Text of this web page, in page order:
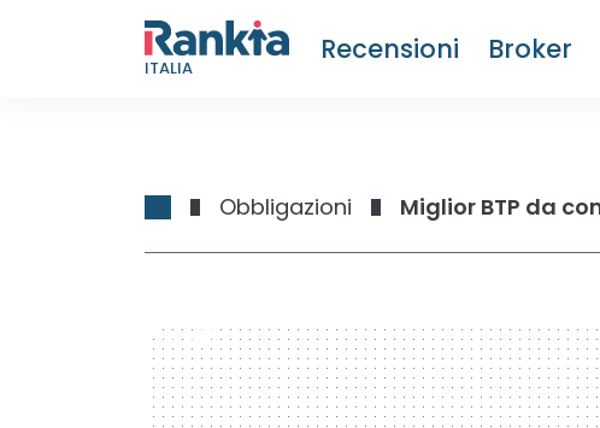
ITALIA
Recensioni Broker
Obbligazioni Miglior BTP da
728 x 90